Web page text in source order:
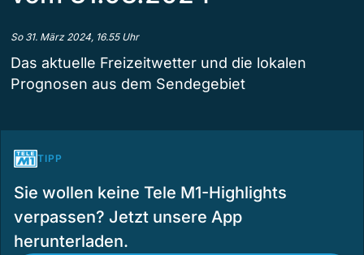
So 31. März 2024, 16.55 Uhr
Das aktuelle Freizeitwetter und die lokalen
Prognosen aus dem Sendegebiet
TIPP
Sie wollen keine Tele M1-Highlights
verpassen? Jetzt unsere App
herunterladen.